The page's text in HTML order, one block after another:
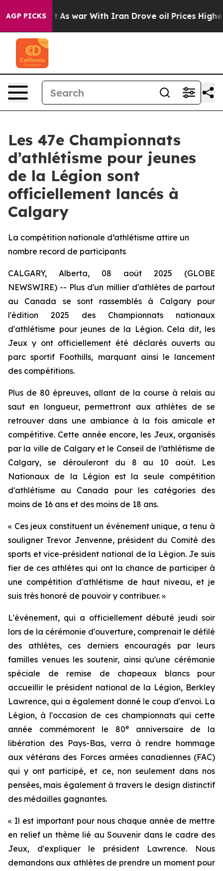
AGP PICKS
As war With Iran Drove oil Prices Higher, Trump
Les 47e Championnats
d’athlétisme pour jeunes
de la Légion sont
officiellement lancés à
Calgary
La compétition nationale d’athlétisme attire un
nombre record de participants
CALGARY, Alberta, 08 août 2025 (GLOBE
NEWSWIRE) -- Plus d'un millier d'athlètes de partout
au Canada se sont rassemblés à Calgary pour
l'édition 2025 des Championnats nationaux
d'athlétisme pour jeunes de la Légion. Cela dit, les
Jeux y ont officiellement été déclarés ouverts au
parc sportif Foothills, marquant ainsi le lancement
des compétitions.
Plus de 80 épreuves, allant de la course à relais au
saut en longueur, permettront aux athlètes de se
retrouver dans une ambiance à la fois amicale et
compétitive. Cette année encore, les Jeux, organisés
par la ville de Calgary et le Conseil de l’athlétisme de
Calgary, se dérouleront du 8 au 10 août. Les
Nationaux de la Légion est la seule compétition
d'athlétisme au Canada pour les catégories des
moins de 16 ans et des moins de 18 ans.
« Ces jeux constituent un événement unique, a tenu à
souligner Trevor Jenvenne, président du Comité des
sports et vice-président national de la Légion. Je suis
fier de ces athlètes qui ont la chance de participer à
une compétition d'athlétisme de haut niveau, et je
suis très honoré de pouvoir y contribuer. »
L'événement, qui a officiellement débuté jeudi soir
lors de la cérémonie d'ouverture, comprenait le défilé
des athlètes, ces derniers encouragés par leurs
familles venues les soutenir, ainsi qu'une cérémonie
spéciale de remise de chapeaux blancs pour
accueillir le président national de la Légion, Berkley
Lawrence, qui a également donné le coup d'envoi. La
Légion, à l'occasion de ces championnats qui cette
année commémorent le 80e
anniversaire de la
libération des Pays-Bas, verra à rendre hommage
aux vétérans des Forces armées canadiennes (FAC)
qui y ont participé, et ce, non seulement dans nos
pensées, mais également à travers le design distinctif
des médailles gagnantes.
« Il est important pour nous chaque année de mettre
en relief un thème lié au Souvenir dans le cadre des
Jeux, d'expliquer le président Lawrence. Nous
demandons aux athlètes de prendre un moment pour